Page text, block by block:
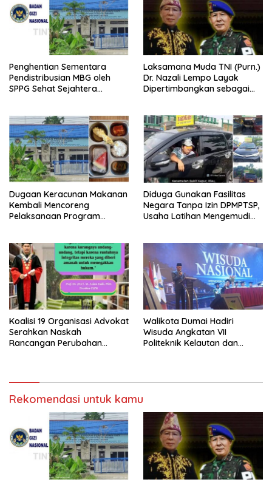
Penghentian Sementara
Pendistribusian MBG oleh
SPPG Sehat Sejahtera
Laksamana Muda TNI (Purn.)
Dr. Nazali Lempo Layak
Dipertimbangkan sebagai
Berkompromi terhadap
Penegakan Hukum
Dugaan Keracunan Makanan
Kembali Mencoreng
Pelaksanaan Program
Bersama Kota Dumai
Diduga Gunakan Fasilitas
Negara Tanpa Izin DPMPTSP,
Usaha Latihan Mengemudi
Koalisi 19 Organisasi Advokat
Serahkan Naskah
Rancangan Perubahan
Walikota Dumai Hadiri
Wisuda Angkatan VII
Politeknik Kelautan dan
Rekomendasi untuk kamu